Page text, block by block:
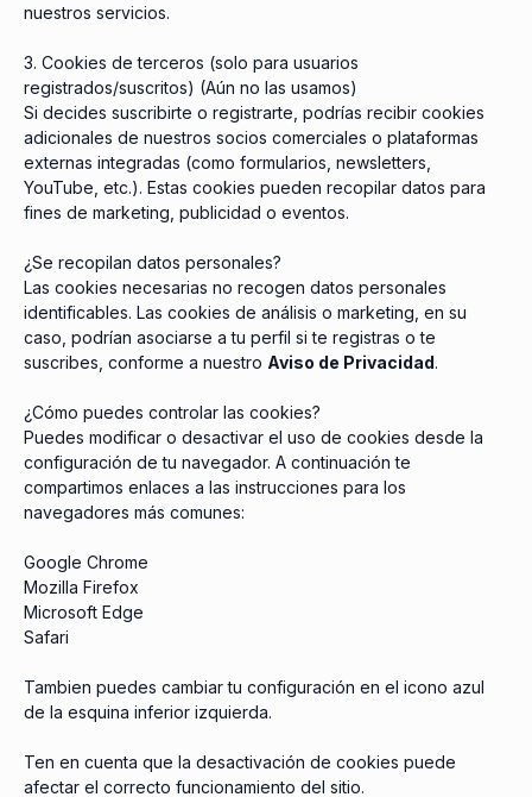
nuestros servicios.
3. Cookies de terceros (solo para usuarios
registrados/suscritos) (Aún no las usamos)
Si decides suscribirte o registrarte, podrías recibir cookies
adicionales de nuestros socios comerciales o plataformas
externas integradas (como formularios, newsletters,
YouTube, etc.). Estas cookies pueden recopilar datos para
fines de marketing, publicidad o eventos.
¿Se recopilan datos personales?
Las cookies necesarias no recogen datos personales
identificables. Las cookies de análisis o marketing, en su
caso, podrían asociarse a tu perfil si te registras o te
suscribes, conforme a nuestro Aviso de Privacidad.
¿Cómo puedes controlar las cookies?
Puedes modificar o desactivar el uso de cookies desde la
configuración de tu navegador. A continuación te
compartimos enlaces a las instrucciones para los
navegadores más comunes:
Google Chrome
Mozilla Firefox
Microsoft Edge
Safari
Tambien puedes cambiar tu configuración en el icono azul
de la esquina inferior izquierda.
Ten en cuenta que la desactivación de cookies puede
afectar el correcto funcionamiento del sitio.